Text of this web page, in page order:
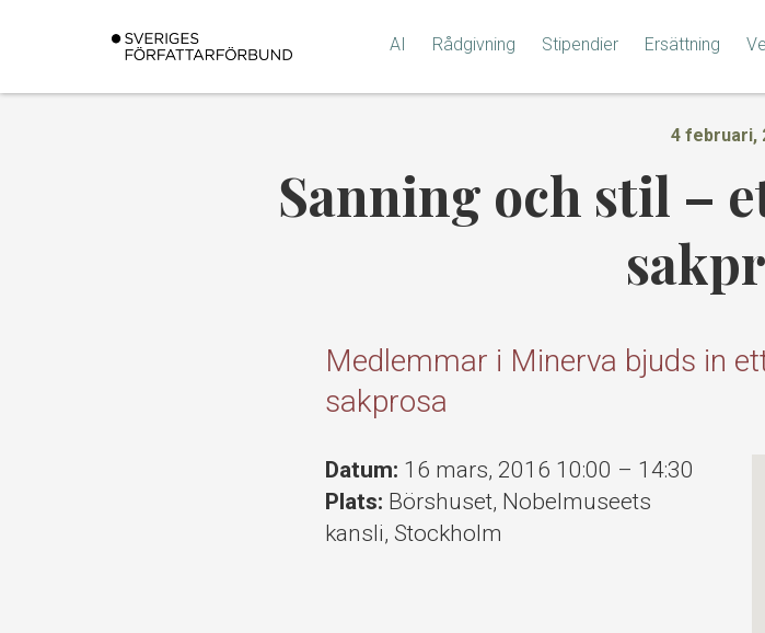
AI Rådgivning Stipendier Ersättning
4 februari,
Sanning och stil –
Medlemmar i Minerva bjuds in
sakprosa
Datum: 16 mars, 2016 10:00 – 14:30
Plats: Börshuset, Nobelmuseets
kansli, Stockholm